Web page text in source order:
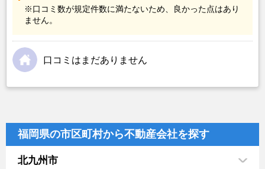
※口コミ数が規定件数に満たないため、良かった点はあり
ません。
口コミはまだありません
福岡県の市区町村から不動産会社を探す
北九州市